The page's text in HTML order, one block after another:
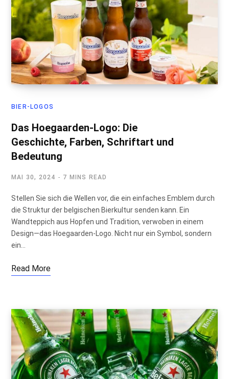
BIER-LOGOS
Das Hoegaarden-Logo: Die
Geschichte, Farben, Schriftart und
Bedeutung
MAI 30, 2024 7 MINS READ
Stellen Sie sich die Wellen vor, die ein einfaches Emblem durch
die Struktur der belgischen Bierkultur senden kann. Ein
Wandteppich aus Hopfen und Tradition, verwoben in einem
Design—das Hoegaarden-Logo. Nicht nur ein Symbol, sondern
ein…
Read More